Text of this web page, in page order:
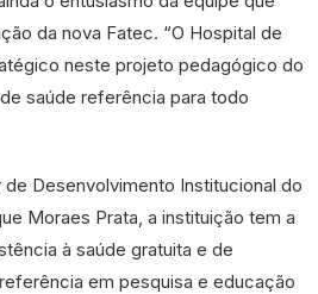
da nova Fatec. “O Hospital de
neste projeto pedagógico do
saúde referência para todo
Desenvolvimento Institucional do
Moraes Prata, a instituição tem a
à saúde gratuita e de
em pesquisa e educação